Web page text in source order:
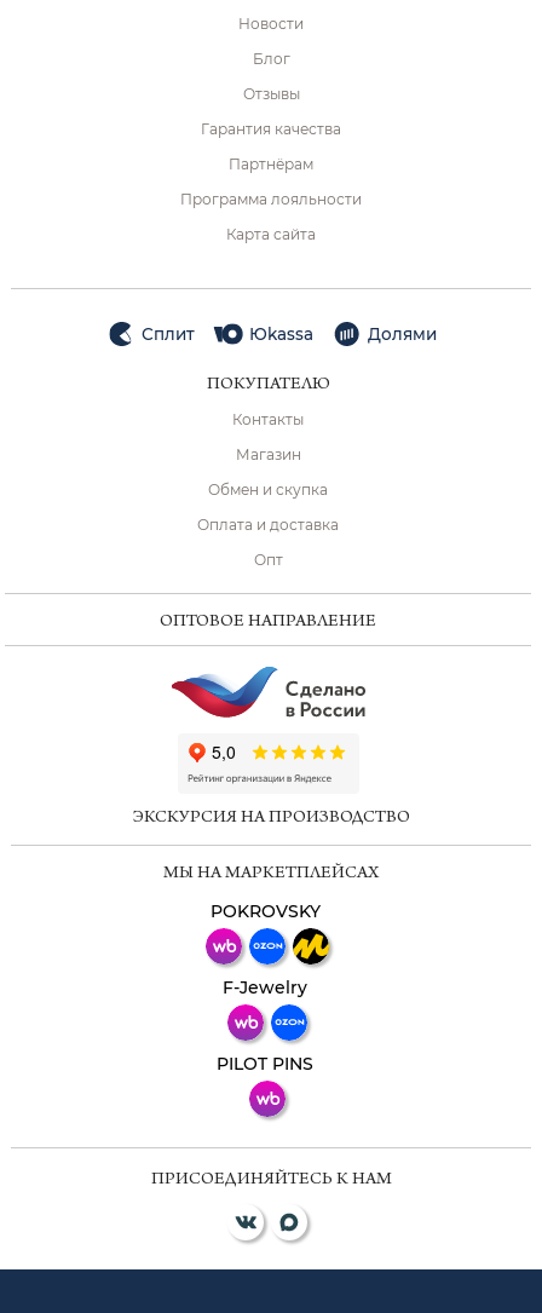
Новости
Блог
Отзывы
Гарантия качества
Партнёрам
Программа лояльности
Карта сайта
Сплит Юkassa Долями
ПОКУПАТЕЛЮ
Контакты
Магазин
Обмен и скупка
Оплата и доставка
Опт
ОПТОВОЕ НАПРАВЛЕНИЕ
ЭКСКУРСИЯ НА ПРОИЗВОДСТВО
МЫ НА МАРКЕТПЛЕЙСАХ
POKROVSKY
F-Jewelry
PILOT PINS
ПРИСОЕДИНЯЙТЕСЬ К НАМ